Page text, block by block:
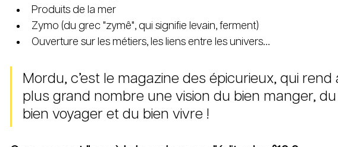
Produits de la mer
Zymo (du grec "zymê", qui signifie levain, ferment)
Ouverture sur les métiers, les liens entre les univers...
Mordu, c’est le magazine des épicurieux, qui rend
plus grand nombre une vision du bien manger,
bien voyager et du bien vivre !